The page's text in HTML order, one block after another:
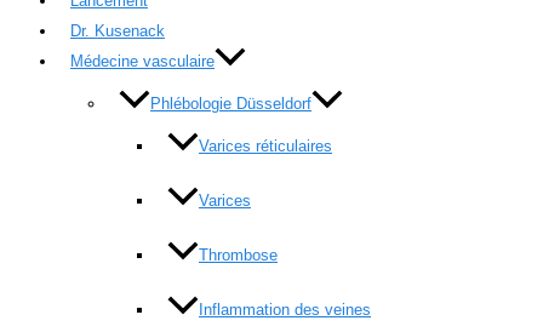
Dr. Kusenack
Médecine vasculaire
Phlébologie Düsseldorf
Varices réticulaires
Varices
Thrombose
Inflammation des veines